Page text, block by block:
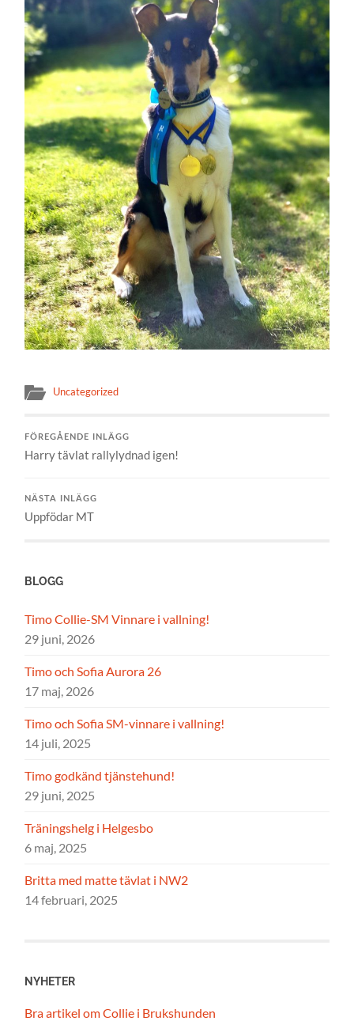
Uncategorized
FÖREGÅENDE INLÄGG
Harry tävlat rallylydnad igen!
NÄSTA INLÄGG
Uppfödar MT
BLOGG
Timo Collie-SM Vinnare i vallning!
29 juni, 2026
Timo och Sofia Aurora 26
17 maj, 2026
Timo och Sofia SM-vinnare i vallning!
14 juli, 2025
Timo godkänd tjänstehund!
29 juni, 2025
Träningshelg i Helgesbo
6 maj, 2025
Britta med matte tävlat i NW2
14 februari, 2025
NYHETER
Bra artikel om Collie i Brukshunden